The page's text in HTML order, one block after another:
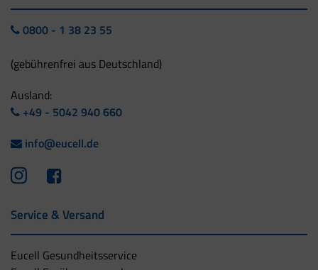
0800 - 1 38 23 55
(gebührenfrei aus Deutschland)
Ausland:
+49 - 5042 940 660
info@eucell.de
Service & Versand
Eucell Gesundheitsservice